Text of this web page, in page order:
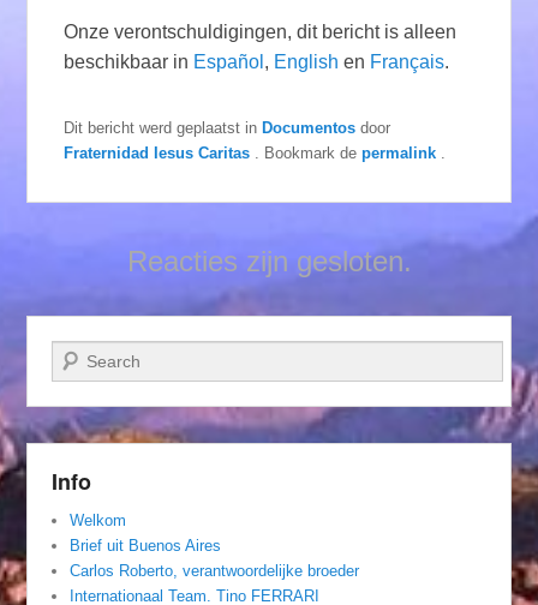
Onze verontschuldigingen, dit bericht is alleen
beschikbaar in Español , English en Français.
Dit bericht werd geplaatst inDocumentos door
Fraternidad Iesus Caritas
. Bookmark depermalink
Reacties zijn gesloten.
Zoeken
Info
Welkom
Brief uit Buenos Aires
Carlos Roberto, verantwoordelijke broeder
Internationaal Team. Tino FERRARI